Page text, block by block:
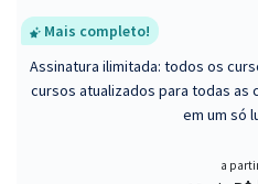
Mais completo!
Assinatura ilimitada: todos os
cursos atualizados para todas as
em um só
a